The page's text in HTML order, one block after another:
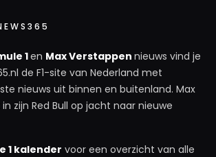
1en Max Verstappen nieuws vind je
de F1-site van Nederland met
nieuws uit binnen en buitenland. Max
zijn Red Bull op jacht naar nieuwe
1 kalender voor een overzicht van alle